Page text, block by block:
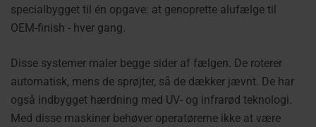
specialbygget til én opgave: at genoprette alufælge til
OEM-finish - hver gang.
Disse systemer maler begge sider af fælgen. De roterer
automatisk, mens de sprøjter, så de dækker jævnt. De har
også indbygget hærdning med UV- og infrarød teknologi.
Med disse maskiner behøver operatørerne ikke at være